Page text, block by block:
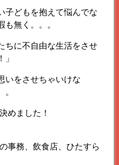
子どもを抱えて悩んでな
も無く。。。
ちに不自由な生活をさせ
いをさせちゃいけな
めました！
事務、飲食店、ひたすら